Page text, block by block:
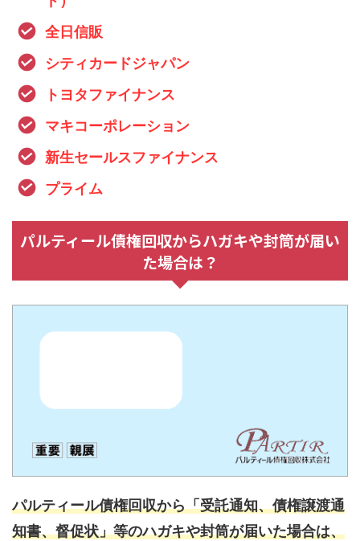
全日信販
シティカードジャパン
トヨタファイナンス
マキコーポレーション
新生セールスファイナンス
プライム
パルティール債権回収からハガキや封筒が届い
た場合は？
パルティール債権回収から「受託通知、債権譲渡通
知書、督促状」等のハガキや封筒が届いた場合は、